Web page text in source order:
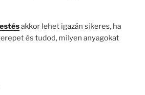
akkor lehet igazán sikeres, ha
és tudod, milyen anyagokat